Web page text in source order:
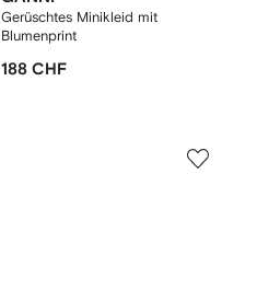
Gerüschtes Minikleid mit
Blumenprint
188 CHF